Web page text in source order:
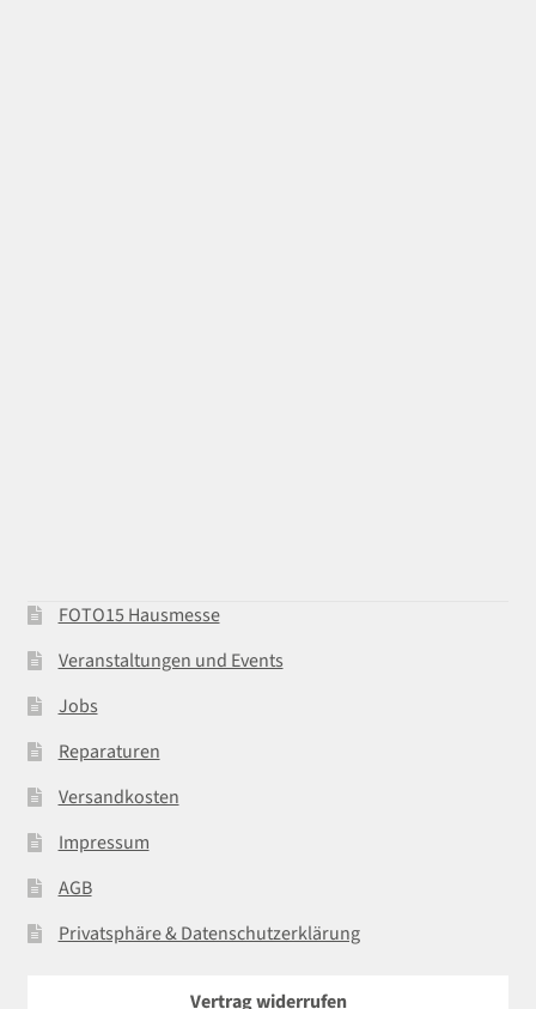
FOTO15 Hausmesse
Veranstaltungen und Events
Jobs
Reparaturen
Versandkosten
Impressum
AGB
Privatsphäre & Datenschutzerklärung
Vertrag widerrufen